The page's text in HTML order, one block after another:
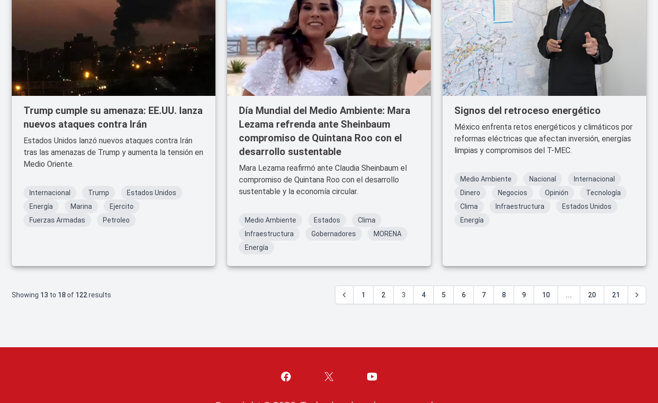
Trump cumple su amenaza: EE.UU. lanza
nuevos ataques contra Irán
Estados Unidos lanzó nuevos ataques contra Irán
tras las amenazas de Trump y aumenta la tensión en
Medio Oriente.
Internacional Trump
Estados Unidos
Energía
Marina
Ejercito
Fuerzas Armadas
Petroleo
Día Mundial del Medio Ambiente: Mara
Lezama refrenda ante Sheinbaum
compromiso de Quintana Roo con el
desarrollo sustentable
Mara Lezama reafirmó ante Claudia Sheinbaum el
compromiso de Quintana Roo con el desarrollo
sustentable y la economía circular.
Medio Ambiente Estados
Clima
Infraestructura
Gobernadores
MORENA
Energía
Signos del retroceso energético
México enfrenta retos energéticos y climáticos por
reformas eléctricas que afectan inversión, energías
limpias y compromisos del T-MEC.
Medio Ambiente Nacional
Internacional
Dinero
Negocios Opinión
Tecnología
Clima
Infraestructura
Estados Unidos
Energía
Showing 13 to 18of 122results 1 2 3 4 5 6 7 8 9 10 ... 20 21